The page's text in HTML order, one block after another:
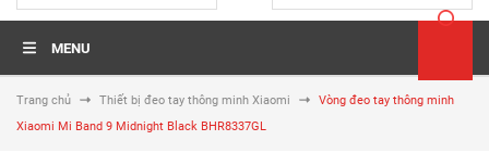
MENU
Trang chủ Thiết bị đeo tay thông minh Xiaomi
Vòng đeo tay thông minh
Xiaomi Mi Band 9 Midnight Black BHR8337GL